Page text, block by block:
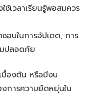
ช้เวลาเรียนรู้พอสมควร
อบในการอัปเดต, การ
ปลอดภัย
บื้องต้น หรือมีงบ
การความยืดหยุ่นใน